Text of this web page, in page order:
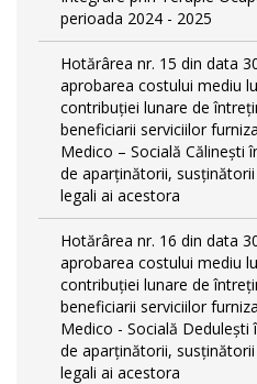
perioada 2024 - 2025
Hotărârea nr. 15 din data
aprobarea costului mediu
contribuției lunare de
beneficiarii serviciilor
Medico – Socială Călineşti
de aparținătorii,
legali ai acestora
Hotărârea nr. 16 din data
aprobarea costului mediu
contribuției lunare de
beneficiarii serviciilor
Medico - Socială Dedulești
de aparținătorii,
legali ai acestora